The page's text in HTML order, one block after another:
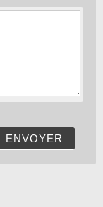
ENVOYER